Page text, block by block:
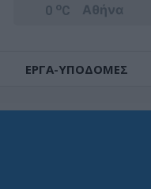
0 oC
ΕΡΓΑ-ΥΠΟΔΟΜΕΣ